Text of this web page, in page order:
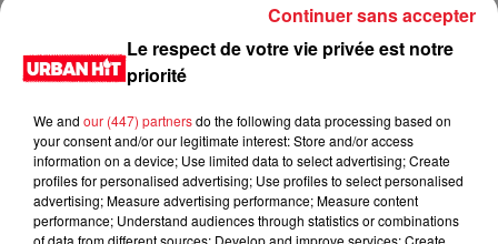
Le respect de votre vie privée est notre
priorité
We and our (447) partnersdo the following data processing based on
your consent and/or our legitimate interest: Store and/or access
information on a device; Use limited data to select advertising; Create
profiles for personalised advertising; Use profiles to select personalised
advertising; Measure advertising performance; Measure content
performance; Understand audiences through statistics or combinations
of data from different sources; Develop and improve services; Create
Continuer sans accepter